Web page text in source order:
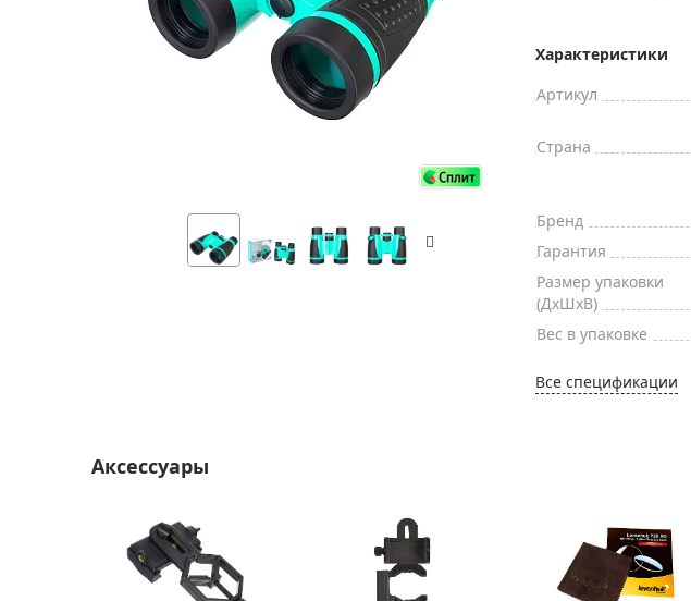
Прицелы
Фотогаджеты
Метеостанции, барометры, часы
Астропланетарии
Подарки
Распродажа оптики по специальным
ценам
Распродажа выставочных образцов
Характеристики
Артикул
Страна
Бренд
Гарантия
Размер упаковки
(ДxШxВ)
Вес в упаковке
Все спецификации
Аксессуары